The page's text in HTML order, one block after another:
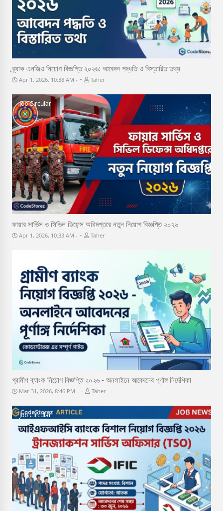
ব্র্যাক এনজিও নিয়োগ বিজ্ঞপ্তি ২০২৬: আবেদন পদ্ধতি ও বিস্তারিত তথ্য
Apr 1, 2026, 10:38 AM - Taher
Job Circular
ফায়ার সার্ভিস ও সিভিল ডিফেন্স অধিদপ্তরে নতুন নিয়োগ বিজ্ঞপ্তি ২০২৬
Apr 1, 2026, 10:33 AM - Taher
গ্রামীণ ব্যাংক নিয়োগ বিজ্ঞপ্তি ২০২৬ - অনলাইনে আবেদনের পূর্ণাঙ্গ নির্দেশিকা
Mar 31, 2026, 8:46 PM - Taher
Job Circular